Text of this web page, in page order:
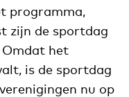
programma,
zijn de sportdag
Omdat het
is de sportdag
nu op